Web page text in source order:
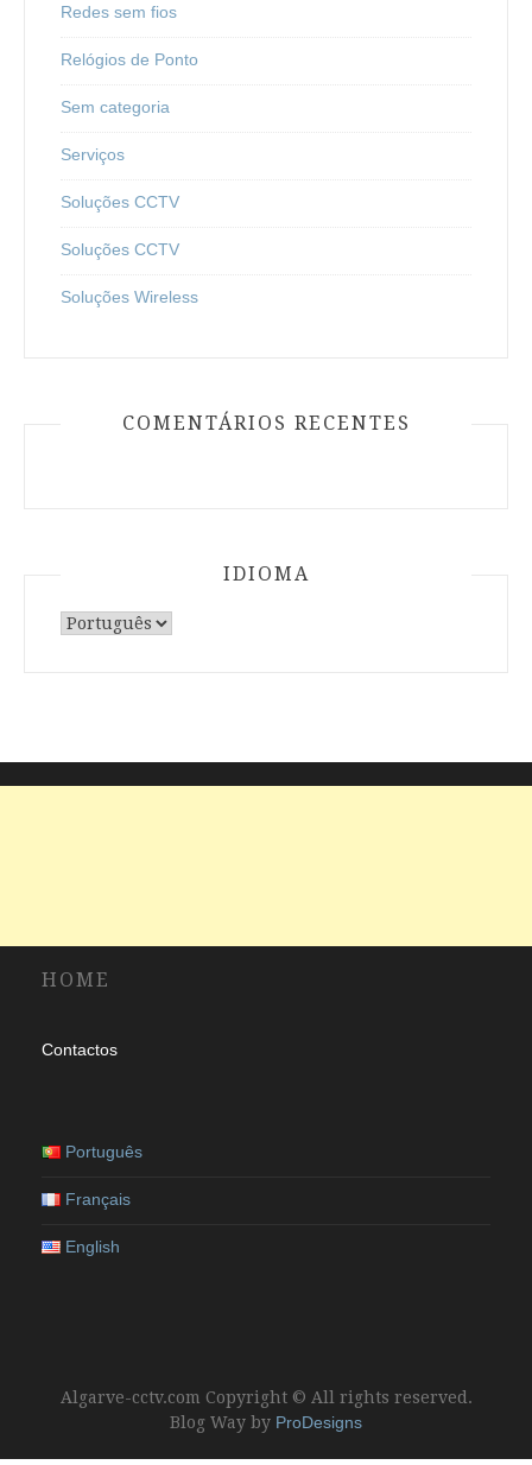
Redes sem fios
Relógios de Ponto
Sem categoria
Serviços
Soluções CCTV
Soluções CCTV
Soluções Wireless
COMENTÁRIOS RECENTES
IDIOMA
Escolha
HOME
Contactos
Português
Français
English
Algarve-cctv.com Copyright © All rights reserved.
Blog Way by ProDesigns